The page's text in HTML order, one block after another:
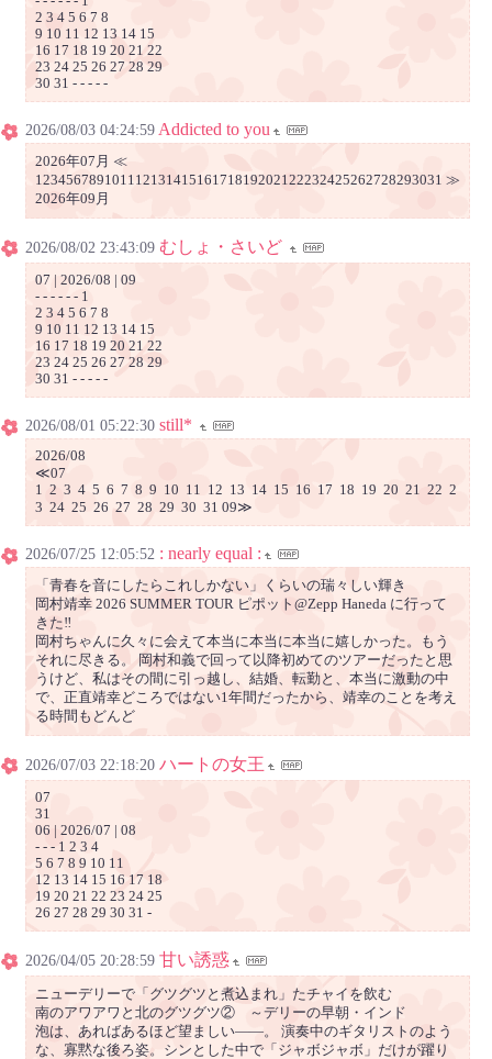
2 3 4 5 6 7 8
9 10 11 12 13 14 15
16 17 18 19 20 21 22
23 24 25 26 27 28 29
30 31 - - - - -
2026/08/03 04:24:59 Addicted to you
2026年07月 ≪
12345678910111213141516171819202122232425262728293031 ≫
2026年09月
2026/08/02 23:43:09 むしょ・さいど
07 | 2026/08 | 09
- - - - - - 1
2 3 4 5 6 7 8
9 10 11 12 13 14 15
16 17 18 19 20 21 22
23 24 25 26 27 28 29
30 31 - - - - -
2026/08/01 05:22:30 still*
2026/08
≪07
1 2 3 4 5 6 7 8 9 10 11 12 13 14 15 16 17 18 19 20 21 22 2
3 24 25 26 27 28 29 30 31 09≫
2026/07/25 12:05:52 : nearly equal :
「青春を音にしたらこれしかない」くらいの瑞々しい輝き
岡村靖幸 2026 SUMMER TOUR ピポット@Zepp Haneda に行って
きた‼️
岡村ちゃんに久々に会えて本当に本当に本当に嬉しかった。もう
それに尽きる。 岡村和義で回って以降初めてのツアーだったと思
うけど、私はその間に引っ越し、結婚、転勤と、本当に激動の中
で、正直靖幸どころではない1年間だったから、靖幸のことを考え
る時間もどんど
2026/07/03 22:18:20 ハートの女王
07
31
06 | 2026/07 | 08
- - - 1 2 3 4
5 6 7 8 9 10 11
12 13 14 15 16 17 18
19 20 21 22 23 24 25
26 27 28 29 30 31 -
2026/04/05 20:28:59 甘い誘惑
ニューデリーで「グツグツと煮込まれ」たチャイを飲む
南のアワアワと北のグツグツ② ～デリーの早朝・インド
泡は、あればあるほど望ましい――。 演奏中のギタリストのよう
な、寡黙な後ろ姿。シンとした中で「ジャボジャボ」だけが躍り